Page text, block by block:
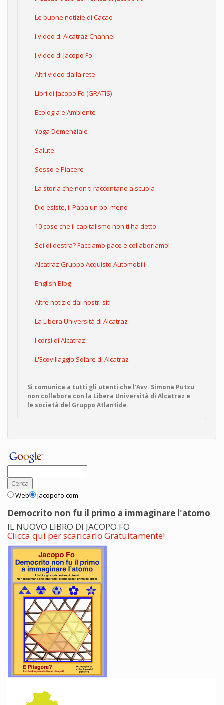
Le buone notizie di Cacao
I video di Alcatraz Channel
I video di Jacopo Fo
Altri video dalla rete
Libri di Jacopo Fo (GRATIS)
Ecologia e Ambiente
Yoga Demenziale
Salute
Sesso e Piacere
La storia che non ti raccontano a scuola
Dio esiste, il Papa un po' meno
10 cose che il capitalismo non ti ha detto
Sei di destra? Facciamo pace e collaboriamo!
Alcatraz Gruppo Acquisto Automobili
English Blog
Altre notizie dai nostri siti
La Libera Università di Alcatraz
I corsi di Alcatraz
L'Ecovillaggio Solare di Alcatraz
Si comunica a tutti gli utenti che l'Avv. Simona Putzu
non collabora con la Libera Università di Alcatraz e
le società del Gruppo Atlantide.
Web jacopofo.com
Democrito non fu il primo a immaginare l'atomo
IL NUOVO LIBRO DI JACOPO FO
Clicca qui per scaricarlo Gratuitamente!